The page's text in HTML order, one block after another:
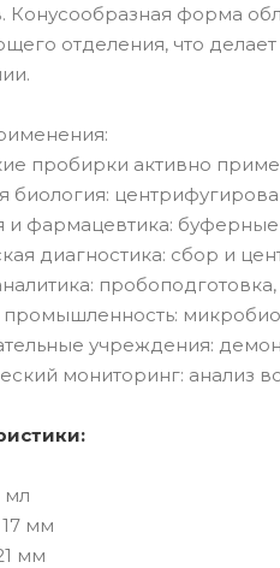
Конусообразная форма
отделения, что
пробирки активно
биология:
и фармацевтика: буферные
диагностика: сбор и
учреждения:
мониторинг: анализ
мл
мм
мм